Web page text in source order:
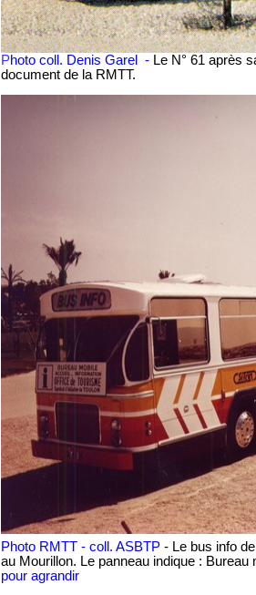
Photo coll. Denis Garel - Le N° 61 après
document de la RMTT.
Photo RMTT - coll. ASBTP - Le bus info
au Mourillon. Le panneau indique :
pour agrandir